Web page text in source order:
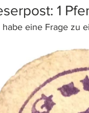
1
habe eine Frage zu